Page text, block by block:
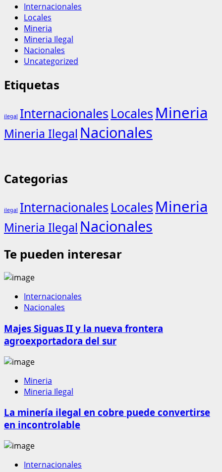
Internacionales
Locales
Mineria
Mineria Ilegal
Nacionales
Uncategorized
Etiquetas
ilegal Internacionales Locales Mineria
Mineria Ilegal Nacionales
Categorias
ilegal Internacionales Locales Mineria
Mineria Ilegal Nacionales
Te pueden interesar
Internacionales
Nacionales
Majes Siguas II y la nueva frontera
agroexportadora del sur
Mineria
Mineria Ilegal
La minería ilegal en cobre puede convertirse
en incontrolable
Internacionales